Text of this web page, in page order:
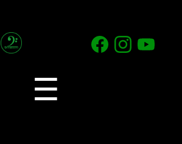
2
Generations
Band☰